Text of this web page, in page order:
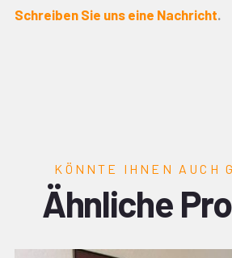
Schreiben Sie uns eine Nachricht.
KÖNNTE IHNEN AUCH
Ähnliche